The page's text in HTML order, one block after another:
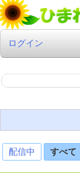
ログイン
配信中 すべて